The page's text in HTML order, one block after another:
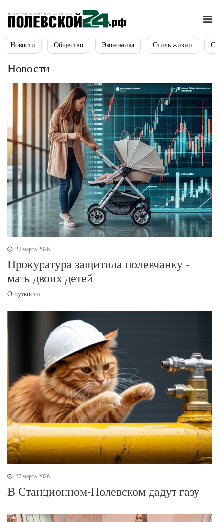
Новости Общество Экономика Стиль жизни
Новости
27 марта 2026
Прокуратура защитила полевчанку -
мать двоих детей
О чуткости
27 марта 2026
В Станционном-Полевском дадут газу